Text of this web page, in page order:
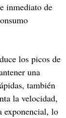
inmediato de
los picos de
una
también
la velocidad,
exponencial, lo